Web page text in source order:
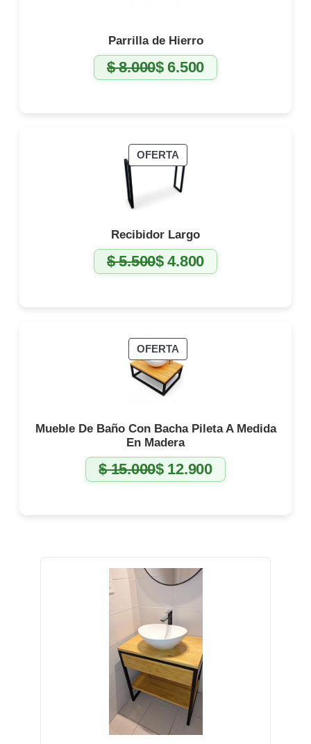
Parrilla de Hierro
$8.000El
precio
$6.500
El
precio
OFERTAPRODUCTO
EN
OFERTA
Recibidor Largo
$5.500El
precio
$4.800
El
precio
OFERTAPRODUCTO
EN
OFERTA
Mueble De Baño Con Bacha Pileta A Medida
En Madera
$15.000El
precio
$12.900
El
precio